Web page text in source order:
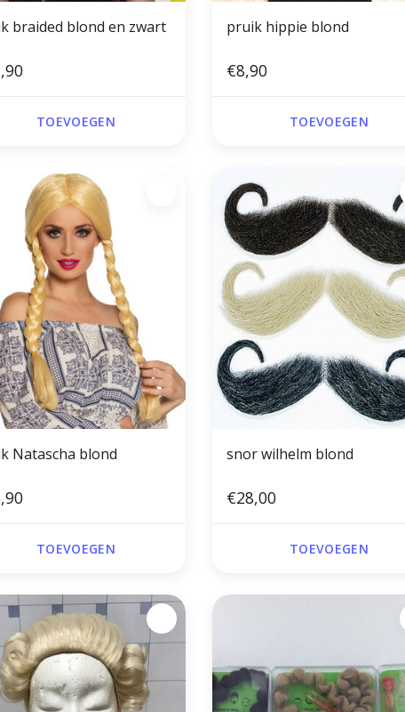
braided blond en zwart
TOEVOEGEN
pruik hippie blond
€8,90
TOEVOEGEN
Natascha blond
TOEVOEGEN
snor wilhelm blond
€28,00
TOEVOEGEN